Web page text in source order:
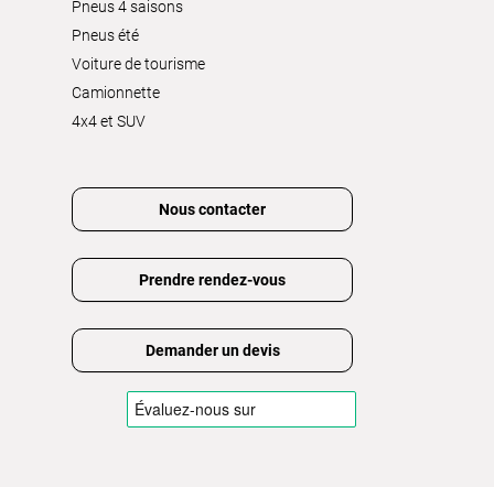
Pneus 4 saisons
Pneus été
Voiture de tourisme
Camionnette
4x4 et SUV
Nous contacter
Prendre rendez-vous
Demander un devis